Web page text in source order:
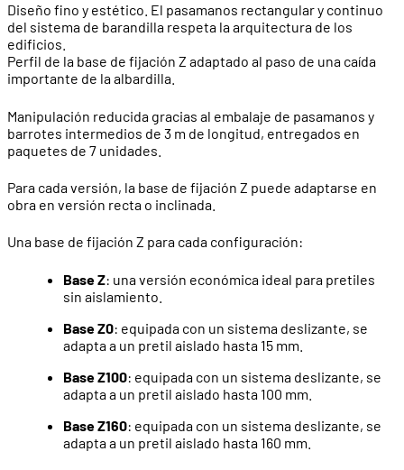
Diseño fino y estético. El pasamanos rectangular y continuo
del sistema de barandilla respeta la arquitectura de los
edificios.
Perfil de la base de fijación Z adaptado al paso de una caída
importante de la albardilla.
Manipulación reducida gracias al embalaje de pasamanos y
barrotes intermedios de 3 m de longitud, entregados en
paquetes de 7 unidades.
Para cada versión, la base de fijación Z puede adaptarse en
obra en versión recta o inclinada.
Una base de fijación Z para cada configuración:
Base Z: una versión económica ideal para pretiles
sin aislamiento.
Base Z0: equipada con un sistema deslizante, se
adapta a un pretil aislado hasta 15 mm.
Base Z100: equipada con un sistema deslizante, se
adapta a un pretil aislado hasta 100 mm.
Base Z160: equipada con un sistema deslizante, se
adapta a un pretil aislado hasta 160 mm.